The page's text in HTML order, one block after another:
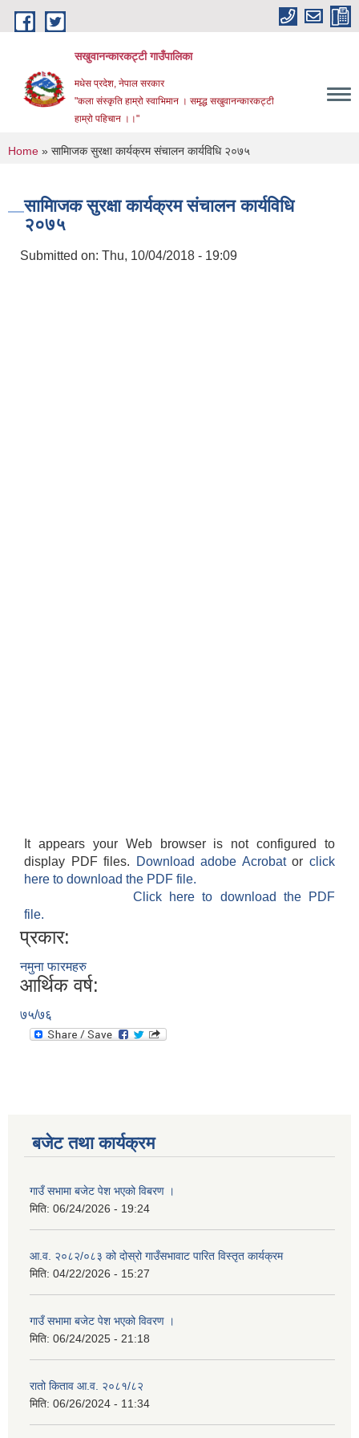
Skip to main content
सखुवानन्कारकट्टी गाउँपालिका
मधेस प्रदेश, नेपाल सरकार
"कला संस्कृति हाम्रो स्वाभिमान । समृद्ध सखुवानन्कारकट्टी
हाम्रो पहिचान ।।"
You are here
Home » सामािजक सुरक्षा कार्यक्रम संचालन कार्यविधि २०७५
सामािजक सुरक्षा कार्यक्रम संचालन कार्यविधि
२०७५
Submitted on: Thu, 10/04/2018 - 19:09
It appears your Web browser is not configured to
display PDF files.
Download adobe Acrobatorclick
here to download the PDF file.
Click here to download the PDF
file.
प्रकार:
नमुना फारमहरु
आर्थिक वर्ष:
७५/७६
बजेट तथा कार्यक्रम
गाउँ सभामा बजेट पेश भएको विबरण ।
मिति: 06/24/2026 - 19:24
आ.व. २०८२/०८३ को दोस्रो गाउँसभावाट पारित विस्तृत कार्यक्रम
मिति: 04/22/2026 - 15:27
गाउँ सभामा बजेट पेश भएको विवरण ।
मिति: 06/24/2025 - 21:18
रातो किताव आ.व. २०८१/८२
मिति: 06/26/2024 - 11:34